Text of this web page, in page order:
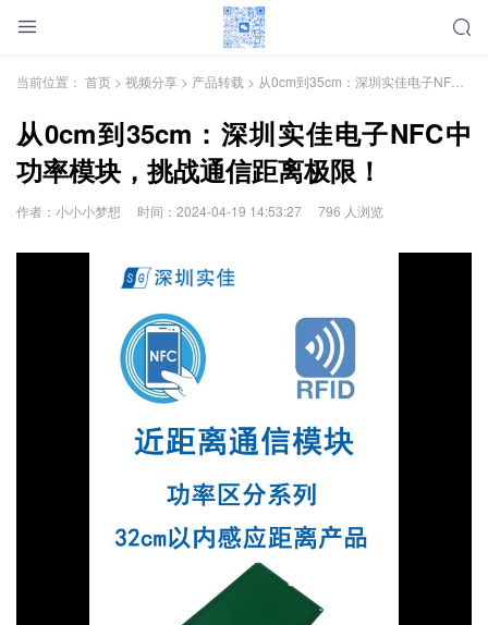
当前位置： 首页 > 视频分享 > 产品转载 > 从0cm到35cm：深圳实佳电子NFC中功率模块，挑战通信距离极限！
从0cm到35cm：深圳实佳电子NFC中
功率模块，挑战通信距离极限！
作者：小小小梦想 时间：2024-04-19 14:53:27 796 人浏览